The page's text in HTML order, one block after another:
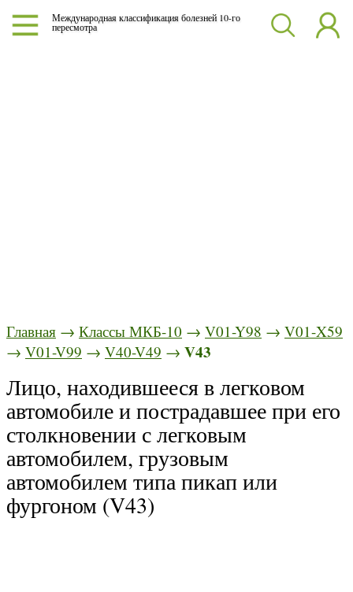
Международная классификация болезней 10-го
пересмотра
Главная → Классы МКБ-10 → V01-Y98 → V01-X59
→ V01-V99 → V40-V49 → V43
Лицо, находившееся в легковом
автомобиле и пострадавшее при его
столкновении с легковым
автомобилем, грузовым
автомобилем типа пикап или
фургоном (V43)